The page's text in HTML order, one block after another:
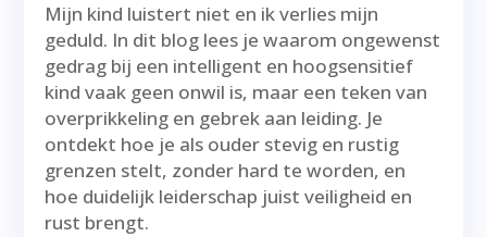
Mijn kind luistert niet en ik verlies mijn
geduld. In dit blog lees je waarom ongewenst
gedrag bij een intelligent en hoogsensitief
kind vaak geen onwil is, maar een teken van
overprikkeling en gebrek aan leiding. Je
ontdekt hoe je als ouder stevig en rustig
grenzen stelt, zonder hard te worden, en
hoe duidelijk leiderschap juist veiligheid en
rust brengt.